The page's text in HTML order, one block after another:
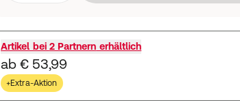
Artikel bei 2 Partnern erhältlich
ab € 53,99
+Extra-Aktion